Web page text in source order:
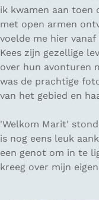
ik kwamen aan toen
met open armen
voelde me hier
Kees zijn gezellige
over hun avonturen
was de prachtige
van het gebied en
'Welkom Marit'
is nog eens leuk
een genot om in te
kreeg over mijn